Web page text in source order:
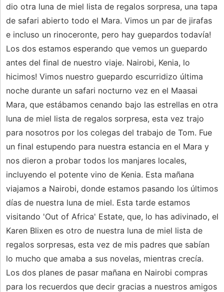
dio otra luna de miel lista de regalos sorpresa, una tapa
de safari abierto todo el Mara. Vimos un par de jirafas
e incluso un rinoceronte, pero hay guepardos todavía!
Los dos estamos esperando que vemos un guepardo
antes del final de nuestro viaje. Nairobi, Kenia, lo
hicimos! Vimos nuestro guepardo escurridizo última
noche durante un safari nocturno vez en el Maasai
Mara, que estábamos cenando bajo las estrellas en otra
luna de miel lista de regalos sorpresa, esta vez trajo
para nosotros por los colegas del trabajo de Tom. Fue
un final estupendo para nuestra estancia en el Mara y
nos dieron a probar todos los manjares locales,
incluyendo el potente vino de Kenia. Esta mañana
viajamos a Nairobi, donde estamos pasando los últimos
días de nuestra luna de miel. Esta tarde estamos
visitando 'Out of Africa' Estate, que, lo has adivinado, el
Karen Blixen es otro de nuestra luna de miel lista de
regalos sorpresas, esta vez de mis padres que sabían
lo mucho que amaba a sus novelas, mientras crecía.
Los dos planes de pasar mañana en Nairobi compras
para los recuerdos que decir gracias a nuestros amigos